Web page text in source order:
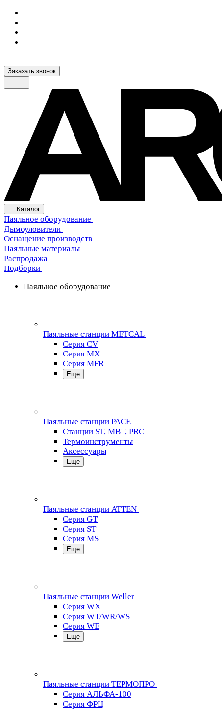
Заказать звонок
Каталог
Паяльное оборудование
Дымоуловители
Оснащение производств
Паяльные материалы
Распродажа
Подборки
Паяльное оборудование
Паяльные станции METCAL
Серия CV
Серия MX
Серия MFR
Еще
Паяльные станции PACE
Станции ST, MBT, PRC
Термоинструменты
Аксессуары
Еще
Паяльные станции ATTEN
Серия GT
Серия ST
Серия MS
Еще
Паяльные станции Weller
Серия WX
Серия WT/WR/WS
Серия WE
Еще
Паяльные станции ТЕРМОПРО
Серия АЛЬФА-100
Серия ФРЦ